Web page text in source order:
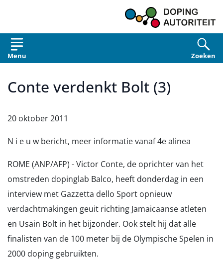
Menu Zoeken
Conte verdenkt Bolt (3)
20 oktober 2011
N i e u w bericht, meer informatie vanaf 4e alinea
ROME (ANP/AFP) - Victor Conte, de oprichter van het
omstreden dopinglab Balco, heeft donderdag in een
interview met Gazzetta dello Sport opnieuw
verdachtmakingen geuit richting Jamaicaanse atleten
en Usain Bolt in het bijzonder. Ook stelt hij dat alle
finalisten van de 100 meter bij de Olympische Spelen in
2000 doping gebruikten.